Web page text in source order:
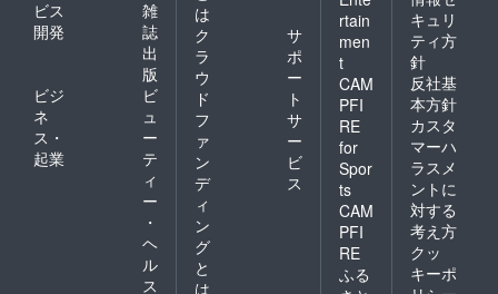
ビス
開発
雑
誌
出
版
ビジ
ネ
ス・
起業
ビ
ュ
ー
テ
ィ
ー
・
ヘ
ル
ス
は
ク
ラ
ウ
ド
フ
ァ
ン
デ
ィ
ン
グ
と
は
サ
ポ
ー
ト
サ
ー
ビ
ス
rtain
men
t
CAM
PFI
RE
for
Spor
ts
CAM
PFI
RE
ふる
キュリ
ティ方
針
反社基
本方針
カスタ
マーハ
ラスメ
ントに
対する
考え方
クッ
キーポ